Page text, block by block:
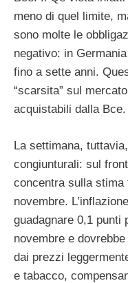
meno di quel limite,
sono molte le
negativo: in
fino a sette anni.
“scarsita” sul
acquistabili dalla Bce.
La settimana,
congiunturali: sul
concentra sulla
novembre.
guadagnare 0,1 punti
novembre e
dai prezzi
e tabacco,